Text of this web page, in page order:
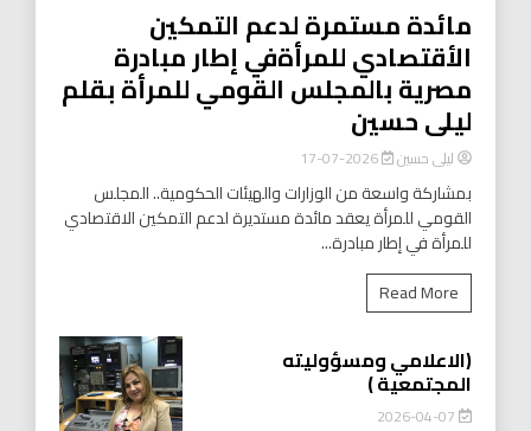
مائدة مستمرة لدعم التمكين
الأقتصادي للمرأةفي إطار مبادرة
مصرية بالمجلس القومي للمرأة بقلم
ليلى حسين
ليلى حسين 2026-07-17
بمشاركة واسعة من الوزارات والهيئات الحكومية.. المجلس
القومي للمرأة يعقد مائدة مستديرة لدعم التمكين الاقتصادي
للمرأة في إطار مبادرة...
Read More
(الاعلامي ومسؤوليته
المجتمعية )
2026-04-07